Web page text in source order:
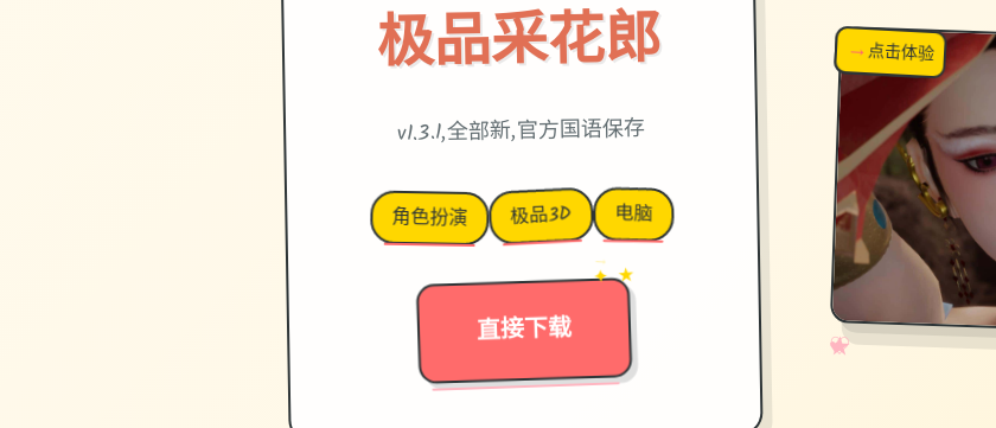
极品采花郎
v1.3.1,全部新,官方国语保存
角色扮演 极品3D 电脑
直接下载
→
✦ ★
✧
♡
★
♥
↗超棒！
→点击体验